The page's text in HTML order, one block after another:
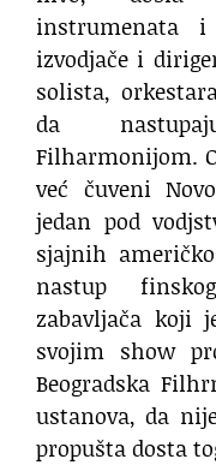
instrumenata
izvodjače i
solista,
da
Filharmonijom.
već čuveni
jedan pod
sjajnih
nastup
zabavljača koji
svojim show
Beogradska
ustanova, da
propušta dosta